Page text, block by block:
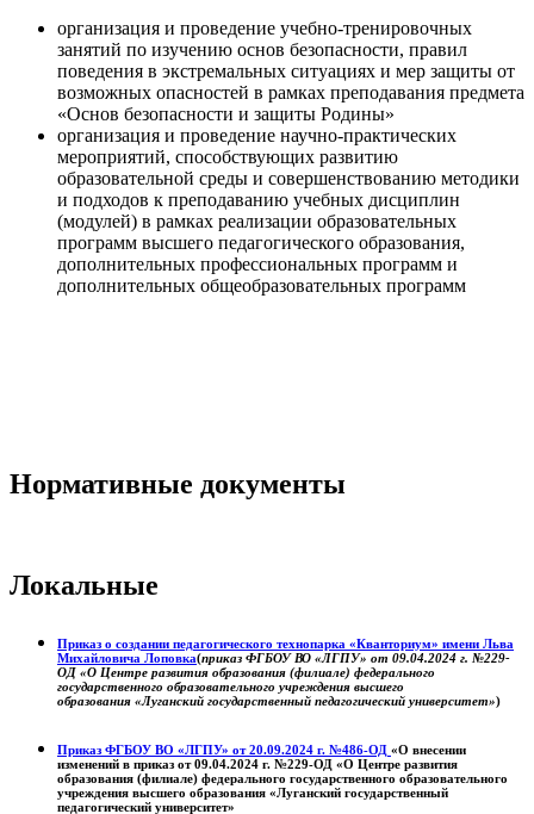
организация и проведение учебно-тренировочных
занятий по изучению основ безопасности, правил
поведения в экстремальных ситуациях и мер защиты от
возможных опасностей в рамках преподавания предмета
«Основ безопасности и защиты Родины»
организация и проведение научно-практических
мероприятий, способствующих развитию
образовательной среды и совершенствованию методики
и подходов к преподаванию учебных дисциплин
(модулей) в рамках реализации образовательных
программ высшего педагогического образования,
дополнительных профессиональных программ и
дополнительных общеобразовательных программ
Нормативные документы
Локальные
Приказ о создании педагогического технопарка «Кванториум» имени Льва
Михайловича Лоповка(приказ ФГБОУ ВО «ЛГПУ» от 09.04.2024 г. №229-
ОД «О Центре развития образования (филиале) федерального
государственного образовательного учреждения высшего
образования «Луганский государственный педагогический университет»)
Приказ ФГБОУ ВО «ЛГПУ» от 20.09.2024 г. №486-ОД «О внесении
изменений в приказ от 09.04.2024 г. №229-ОД «О Центре развития
образования (филиале) федерального государственного образовательного
учреждения высшего образования «Луганский государственный
педагогический университет»